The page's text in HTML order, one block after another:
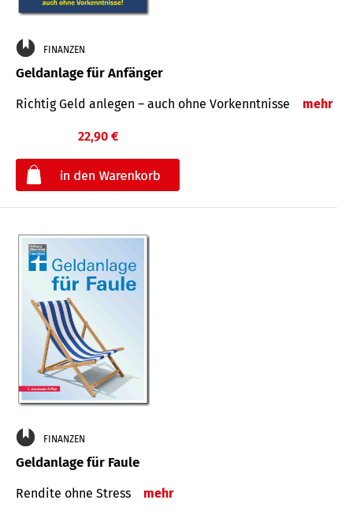
FINANZEN
Geldanlage für Anfänger
Richtig Geld anlegen – auch ohne Vorkenntnisse mehr
22,90 €
FINANZEN
Geldanlage für Faule
Rendite ohne Stress mehr